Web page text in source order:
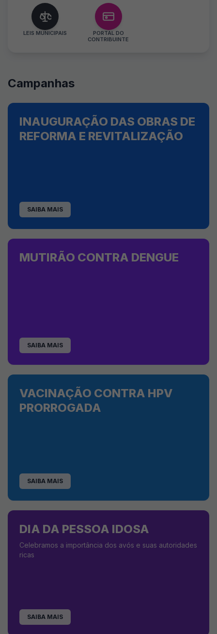
LEIS MUNICIPAIS
PORTAL DO
CONTRIBUINTE
Campanhas
INAUGURAÇÃO DAS OBRAS DE
REFORMA E REVITALIZAÇÃO
SAIBA MAIS
MUTIRÃO CONTRA DENGUE
SAIBA MAIS
VACINAÇÃO CONTRA HPV
PRORROGADA
SAIBA MAIS
DIA DA PESSOA IDOSA
Celebramos a importância dos avós e suas autoridades
ricas
SAIBA MAIS